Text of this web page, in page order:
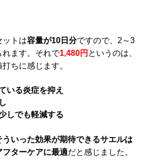
ットは容量が10日分ですので、2～3
れます。それで1,480円 というのは、
ちに感じます。
いる炎症を抑え
しでも軽減する
ういった効果が期待できるサエルは
ターケアに最適だと感じました。